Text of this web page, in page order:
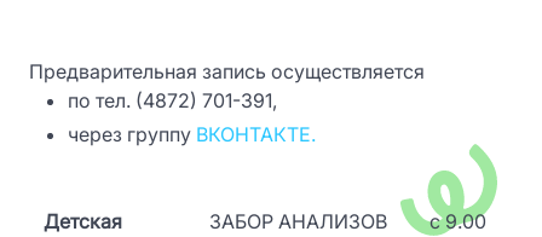
Предварительная запись осуществляется
по тел. (4872) 701-391,
через группу ВКОНТАКТЕ.
Детская
ЗАБОР АНАЛИЗОВ
c 9.00